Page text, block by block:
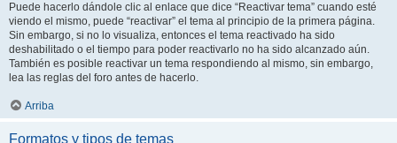
Puede hacerlo dándole clic al enlace que dice “Reactivar tema” cuando esté
viendo el mismo, puede “reactivar” el tema al principio de la primera página.
Sin embargo, si no lo visualiza, entonces el tema reactivado ha sido
deshabilitado o el tiempo para poder reactivarlo no ha sido alcanzado aún.
También es posible reactivar un tema respondiendo al mismo, sin embargo,
lea las reglas del foro antes de hacerlo.
Arriba
Formatos y tipos de temas